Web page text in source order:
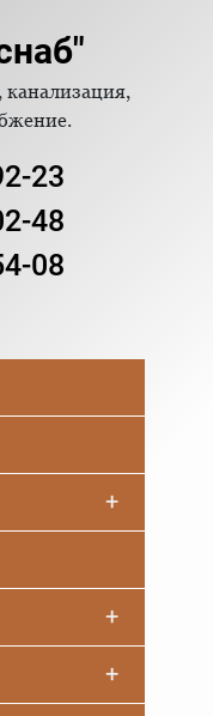
канализация,
23
48
08
+
+
+